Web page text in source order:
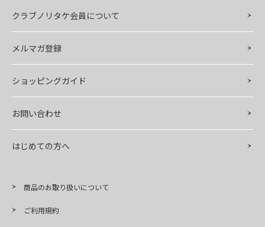
クラブノリタケ会員について
メルマガ登録
ショッピングガイド
お問い合わせ
はじめての方へ
商品のお取り扱いについて
ご利用規約